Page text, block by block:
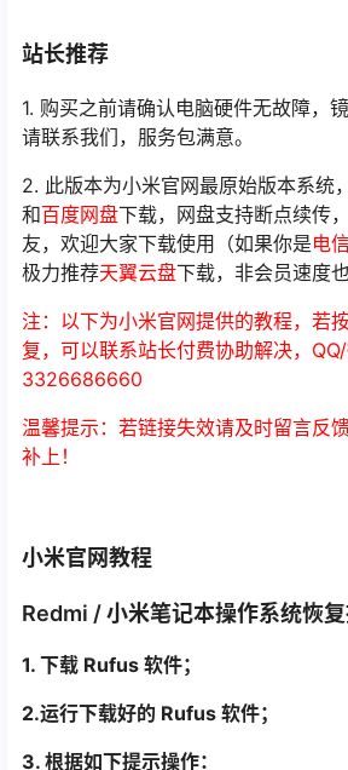
站长推荐
1. 购买之前请确认电脑硬件无故障，
请联系我们，服务包满意。
2. 此版本为小米官网最原始版本系统
和百度网盘下载，网盘支持断点续传
友，欢迎大家下载使用（如果你是电
极力推荐天翼云盘下载，非会员速度
注：以下为小米官网提供的教程，若
复，可以联系站长付费协助解决，QQ/
3326686660
温馨提示：若链接失效请及时留言反
补上！
小米官网教程
Redmi / 小米笔记本操作系统恢
1. 下载 Rufus 软件；
2.运行下载好的 Rufus 软件；
3. 根据如下提示操作：